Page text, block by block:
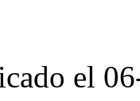
el